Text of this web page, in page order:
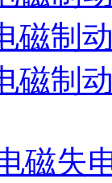
磁制
磁制
磁失